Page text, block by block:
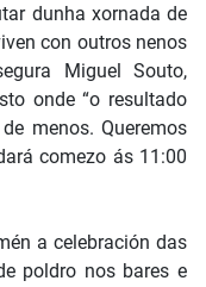
dunha xornada de
con outros nenos
Miguel Souto,
onde “o resultado
menos. Queremos
comezo ás 11:00
a celebración das
poldro nos bares e